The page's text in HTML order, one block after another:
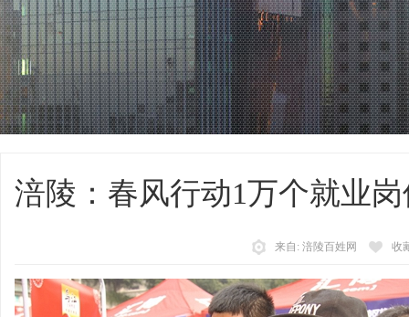
涪 › › ›
涪陵：春风行动1万个就业
来自: 涪陵百姓网 收